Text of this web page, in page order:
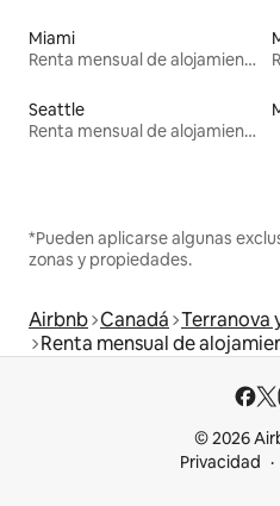
Miami
Renta mensual de alojamientos
Seattle
Renta mensual de alojamientos
*Pueden aplicarse algunas
zonas y propiedades.
Airbnb Canadá Terranova
Renta mensual de
© 2026
Privacidad